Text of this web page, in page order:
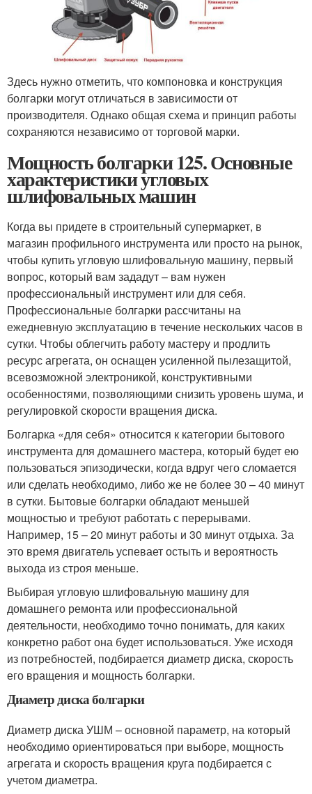
Здесь нужно отметить, что компоновка и конструкция
болгарки могут отличаться в зависимости от
производителя. Однако общая схема и принцип работы
сохраняются независимо от торговой марки.
Мощность болгарки 125. Основные
характеристики угловых
шлифовальных машин
Когда вы придете в строительный супермаркет, в
магазин профильного инструмента или просто на рынок,
чтобы купить угловую шлифовальную машину, первый
вопрос, который вам зададут – вам нужен
профессиональный инструмент или для себя.
Профессиональные болгарки рассчитаны на
ежедневную эксплуатацию в течение нескольких часов в
сутки. Чтобы облегчить работу мастеру и продлить
ресурс агрегата, он оснащен усиленной пылезащитой,
всевозможной электроникой, конструктивными
особенностями, позволяющими снизить уровень шума, и
регулировкой скорости вращения диска.
Болгарка «для себя» относится к категории бытового
инструмента для домашнего мастера, который будет ею
пользоваться эпизодически, когда вдруг чего сломается
или сделать необходимо, либо же не более 30 – 40 минут
в сутки. Бытовые болгарки обладают меньшей
мощностью и требуют работать с перерывами.
Например, 15 – 20 минут работы и 30 минут отдыха. За
это время двигатель успевает остыть и вероятность
выхода из строя меньше.
Выбирая угловую шлифовальную машину для
домашнего ремонта или профессиональной
деятельности, необходимо точно понимать, для каких
конкретно работ она будет использоваться. Уже исходя
из потребностей, подбирается диаметр диска, скорость
его вращения и мощность болгарки.
Диаметр диска болгарки
Диаметр диска УШМ – основной параметр, на который
необходимо ориентироваться при выборе, мощность
агрегата и скорость вращения круга подбирается с
учетом диаметра.